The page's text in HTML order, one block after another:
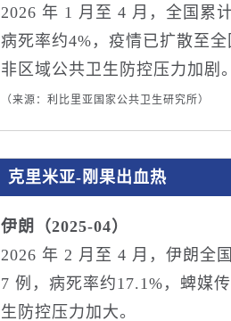
2026 年 1 月至 4 月，全国累
病死率约4%，疫情已扩散至
非区域公共卫生防控压力加剧。
（来源：利比里亚国家公共卫生研究所）
克里米亚‑刚果出血热
伊朗（2025-04）
2026 年 2 月至 4 月，伊朗全
7 例，病死率约17.1%，蜱媒
生防控压力加大。